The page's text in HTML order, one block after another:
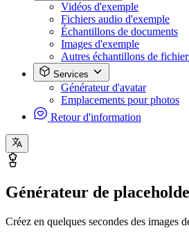
Vidéos d'exemple
Fichiers audio d'exemple
Échantillons de documents
Images d'exemple
Autres échantillons de
Services
Générateur d'avatar
Emplacements pour photos
Retour d'information
Générateur de
Créez en quelques secondes des images